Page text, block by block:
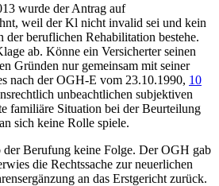
wurde der Antrag auf
weil der Kl nicht invalid sei und kein
der beruflichen Rehabilitation bestehe.
ab. Könne ein Versicherter seinen
Gründen nur gemeinsam mit seiner
nach derOGH-E vom 23.10.1990, 10
unbeachtlichen subjektiven
familiäre Situation bei der Beurteilung
sich keine Rolle spiele.
der Berufung keine Folge. Der OGH gab
die Rechtssache zur neuerlichen
an das Erstgericht zurück.